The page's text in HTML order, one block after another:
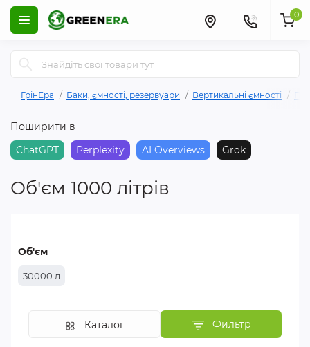
0
ГрінЕра Баки, ємності, резервуари Вертикальні ємності
Поширити в
ChatGPT
Perplexity AI Overviews Grok
Об'єм 1000 літрів
Об'єм
30000 л
Каталог Фильтр